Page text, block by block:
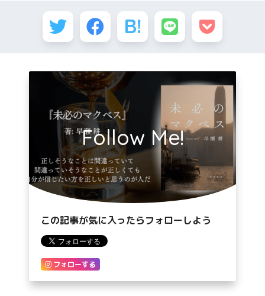
Follow Me!
この記事が気に入ったらフォローしよう
フォローする